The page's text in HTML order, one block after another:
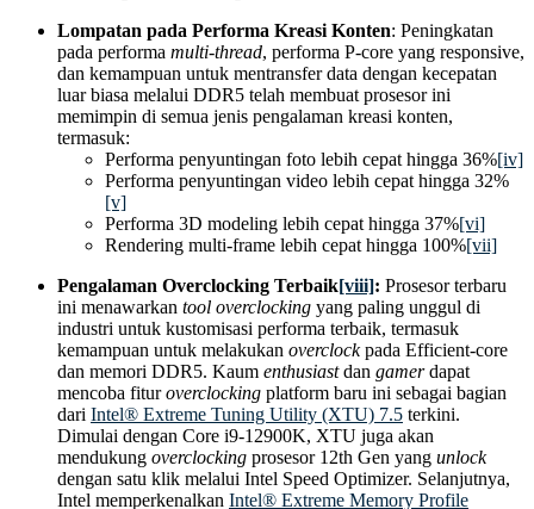
Lompatan pada Performa Kreasi Konten: Peningkatan
pada performa multi-thread, performa P-core yang responsive,
dan kemampuan untuk mentransfer data dengan kecepatan
luar biasa melalui DDR5 telah membuat prosesor ini
memimpin di semua jenis pengalaman kreasi konten,
termasuk:
Performa penyuntingan foto lebih cepat hingga 36%[iv]
Performa penyuntingan video lebih cepat hingga 32%
[v]
Performa 3D modeling lebih cepat hingga 37%[vi]
Rendering multi-frame lebih cepat hingga 100%[vii]
Pengalaman Overclocking Terbaik[viii]: Prosesor terbaru
ini menawarkan tool overclocking yang paling unggul di
industri untuk kustomisasi performa terbaik, termasuk
kemampuan untuk melakukan overclockpada Efficient-core
dan memori DDR5. Kaum enthusiastdan gamerdapat
mencoba fituroverclocking platform baru ini sebagai bagian
dari Intel® Extreme Tuning Utility (XTU) 7.5 terkini.
Dimulai dengan Core i9-12900K, XTU juga akan
mendukung overclocking prosesor 12th Gen yang unlock
dengan satu klik melalui Intel Speed Optimizer. Selanjutnya,
Intel memperkenalkan Intel® Extreme Memory Profile